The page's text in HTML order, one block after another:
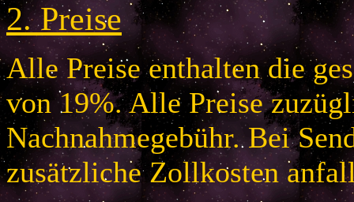
2.Preise
Alle Preise enthalten die
von 19%. Alle Preise
Nachnahmegebühr. Bei
zusätzliche Zollkosten